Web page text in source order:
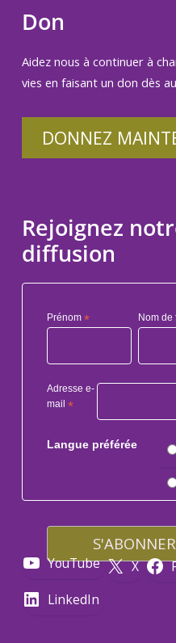
Don
Aidez nous à continuer à
vies en faisant un don dès
DONNEZ
Rejoignez
diffusion
Prénom * Nom
Adresse e-
mail *
Langue préférée
YouTube X
LinkedIn